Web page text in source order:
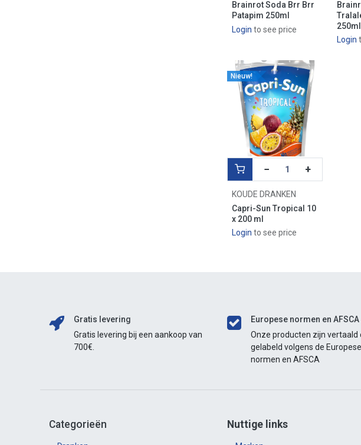
KEWPIE
TAKIS
FRITOLAY
ARIZONA
BRAIN BLASTERZ
Brainrot Soda Brr Brr
Patapim 250ml
Login to see price
250ml
Login
Nieuw!
− +
KOUDE DRANKEN
Capri-Sun Tropical 10
x 200 ml
Login to see price
Gratis levering
Gratis levering bij een aankoop van
700€.
Europese normen en AFSCA
Onze producten zijn vertaald
gelabeld volgens de Europese
normen en AFSCA
Categorieën Nuttige links